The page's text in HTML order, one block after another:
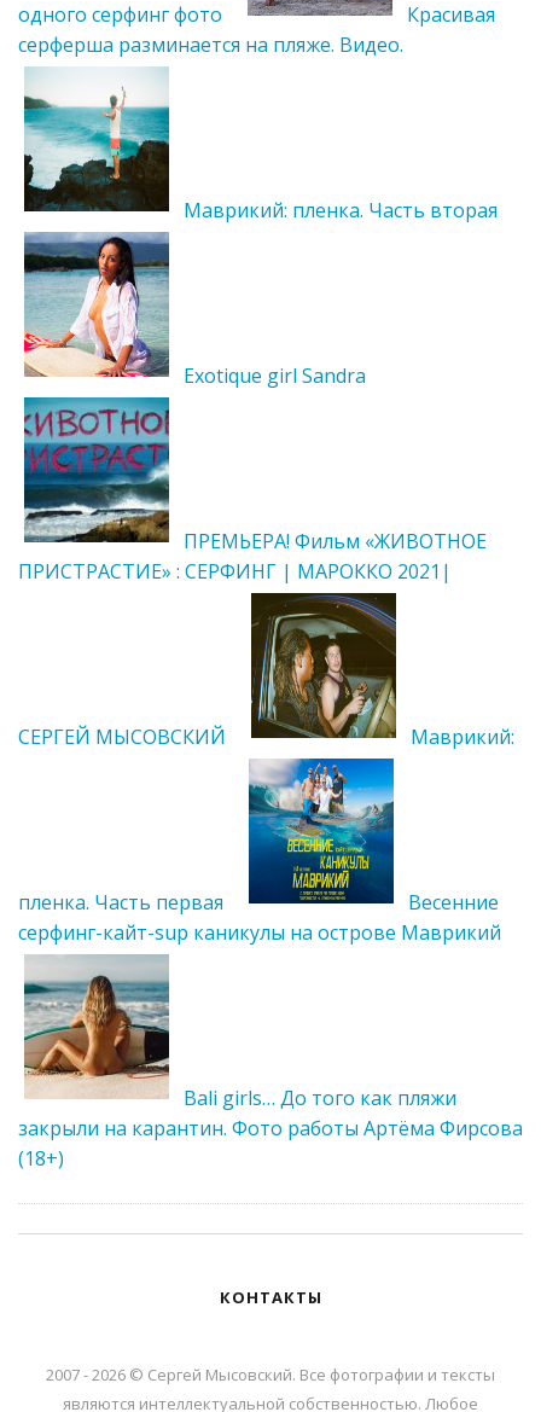
одного серфинг фото
Красивая
серферша разминается на пляже. Видео.
Маврикий: пленка. Часть вторая
Exotique girl Sandra
ПРЕМЬЕРА! Фильм «ЖИВОТНОЕ
ПРИСТРАСТИЕ» : СЕРФИНГ | МАРОККО 2021|
СЕРГЕЙ МЫСОВСКИЙ Маврикий:
пленка. Часть первая
Весенние
серфинг-кайт-sup каникулы на острове Маврикий
Bali girls… До того как пляжи
закрыли на карантин. Фото работы Артёма Фирсова
(18+)
КОНТАКТЫ
2007 - 2026 © Сергей Мысовский. Все фотографии и тексты
являются интеллектуальной собственностью. Любое